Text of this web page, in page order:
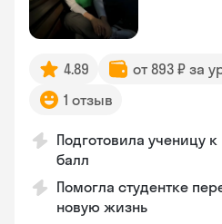
4.89 от 893 ₽ за
1 отзыв
Подготовила ученицу к
балл
Помогла студентке
новую жизнь